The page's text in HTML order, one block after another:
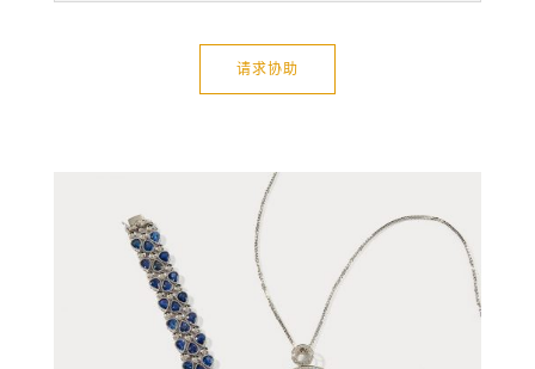
请求协助